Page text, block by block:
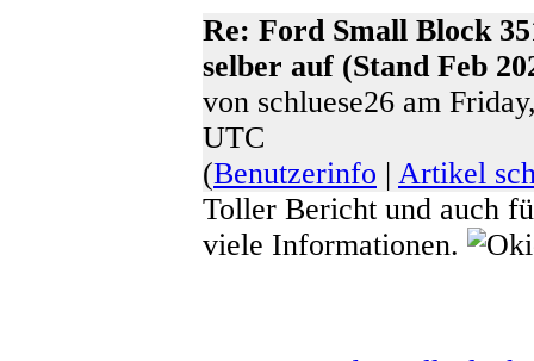
Re: Ford Small Block
selber auf (Stand Feb
von schluese26 am
UTC
(Benutzerinfo | Artikel
Toller Bericht und auch
viele Informationen.